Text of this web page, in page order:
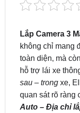
Lắp Camera 3
toàn diện, mà
hỗ trợ lái xe
sau – trongxe,
quan sát rõ ràng
Auto – Địa chỉ
chính hãng cho
& Bình Dương.